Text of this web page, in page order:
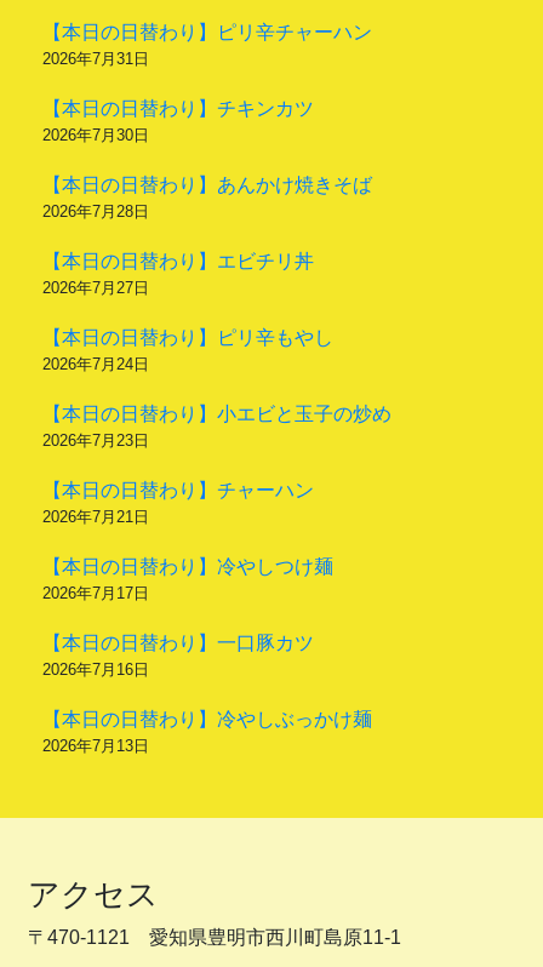
【本日の日替わり】ピリ辛チャーハン
2026年7月31日
【本日の日替わり】チキンカツ
2026年7月30日
【本日の日替わり】あんかけ焼きそば
2026年7月28日
【本日の日替わり】エビチリ丼
2026年7月27日
【本日の日替わり】ピリ辛もやし
2026年7月24日
【本日の日替わり】小エビと玉子の炒め
2026年7月23日
【本日の日替わり】チャーハン
2026年7月21日
【本日の日替わり】冷やしつけ麺
2026年7月17日
【本日の日替わり】一口豚カツ
2026年7月16日
【本日の日替わり】冷やしぶっかけ麺
2026年7月13日
アクセス
〒470-1121 愛知県豊明市西川町島原11-1